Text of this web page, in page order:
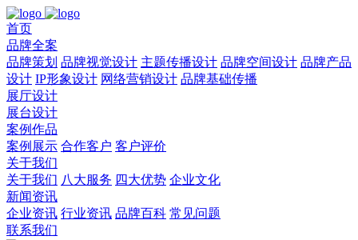
首页
品牌全案
品牌策划 品牌视觉设计 主题传播设计 品牌空间设计 品牌产品
设计 IP形象设计 网络营销设计 品牌基础传播
展厅设计
展台设计
案例作品
案例展示 合作客户 客户评价
关于我们
关于我们 八大服务 四大优势 企业文化
新闻资讯
企业资讯 行业资讯 品牌百科 常见问题
联系我们